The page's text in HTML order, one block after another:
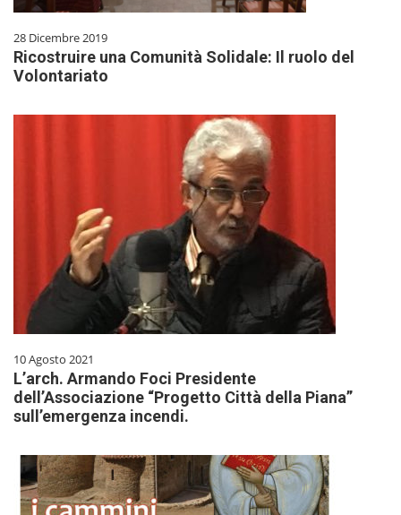
28 Dicembre 2019
Ricostruire una Comunità Solidale: Il ruolo del
Volontariato
10 Agosto 2021
L’arch. Armando Foci Presidente
dell’Associazione “Progetto Città della Piana”
sull’emergenza incendi.